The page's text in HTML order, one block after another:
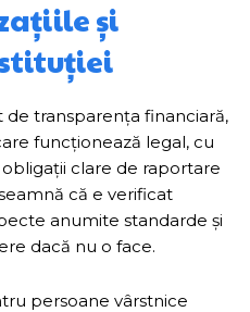
și
transparența financiară,
funcționează legal, cu
clare de raportare
că e verificat
anumite standarde și
dacă nu o face.
persoane vârstnice